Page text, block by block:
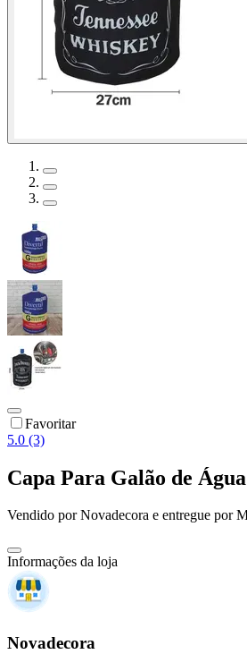
Favoritar
5.0 (3)
Capa Para Galão de
Vendido porNovadecora e entregue por
Informações da loja
Novadecora